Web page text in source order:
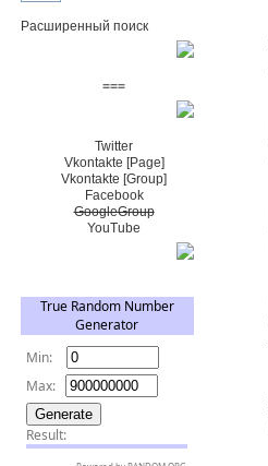
Расширенный поиск
===
Twitter
Vkontakte [Page]
Vkontakte [Group]
Facebook
GoogleGroup
YouTube